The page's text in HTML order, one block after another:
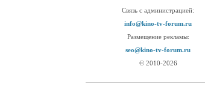
Связь с администрацией:
info@kino-tv-forum.ru
Размещение рекламы:
seo@kino-tv-forum.ru
© 2010-2026